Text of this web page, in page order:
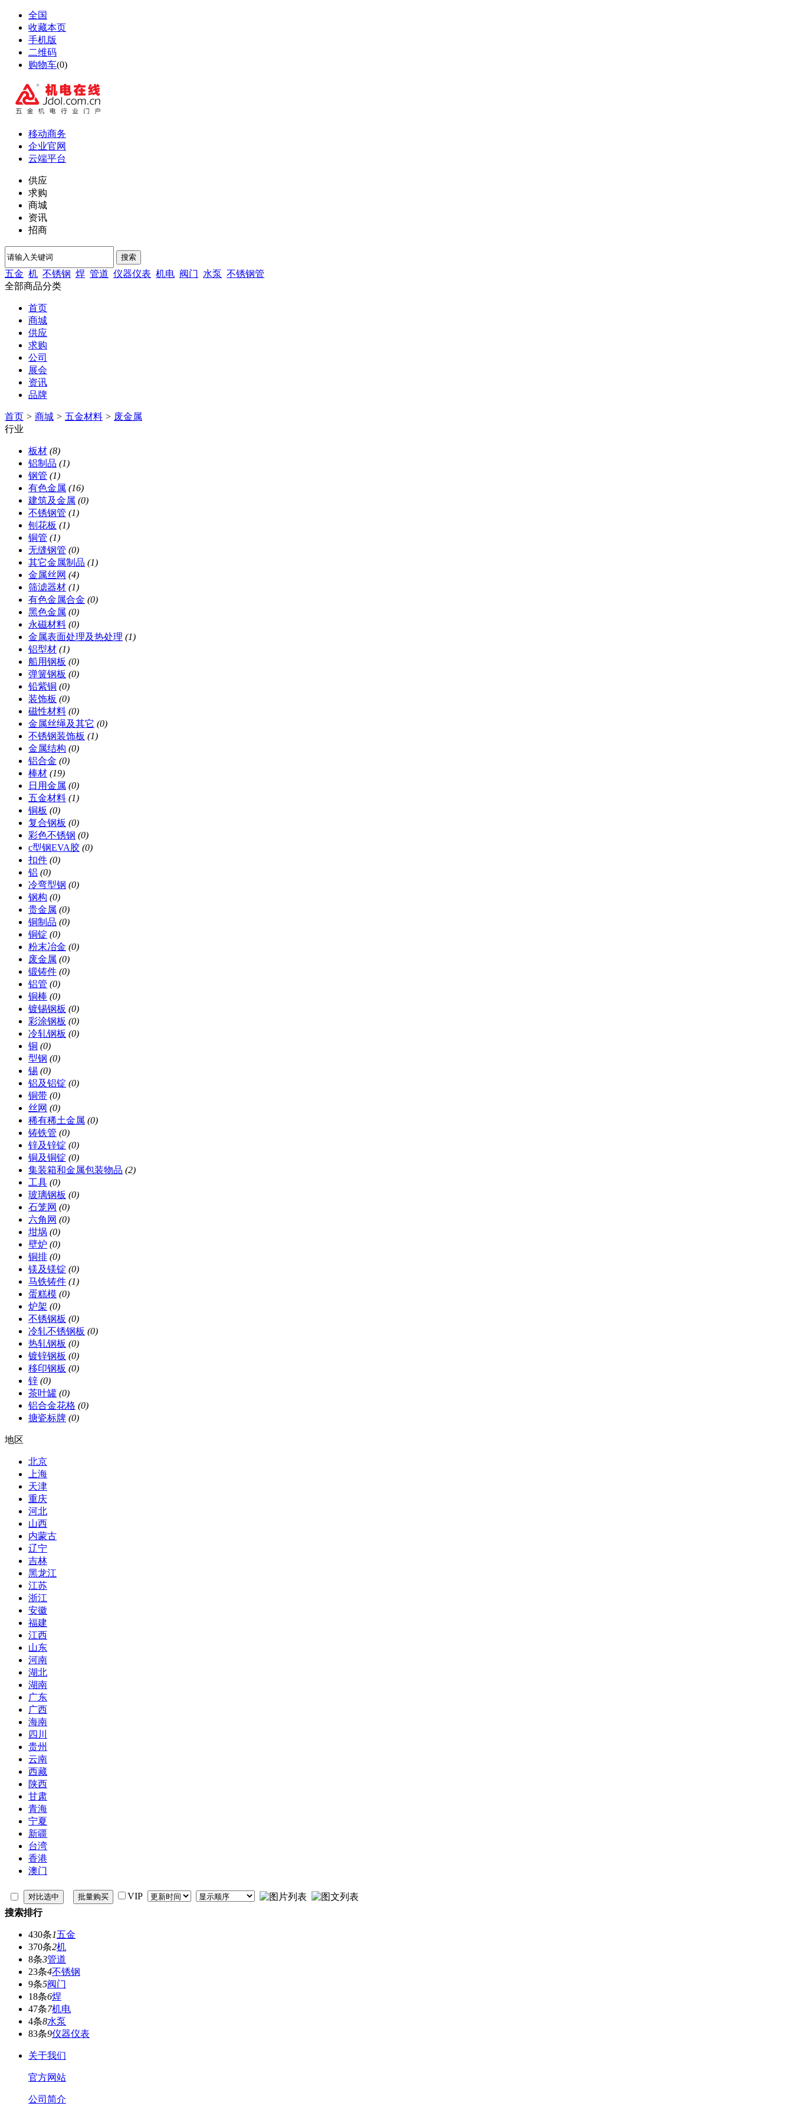
全国
收藏本页
手机版
二维码
购物车(0)
移动商务
企业官网
云端平台
供应
求购
商城
资讯
招商
搜索
五金 机 不锈钢 焊 管道 仪器仪表 机电 阀门 水泵 不锈钢管
全部商品分类
首页
商城
供应
求购
公司
展会
资讯
品牌
首页 > 商城 > 五金材料 > 废金属
行业
板材 (8)
铝制品 (1)
钢管 (1)
有色金属 (16)
建筑及金属 (0)
不锈钢管 (1)
刨花板 (1)
铜管 (1)
无缝钢管 (0)
其它金属制品 (1)
金属丝网 (4)
筛滤器材 (1)
有色金属合金 (0)
黑色金属 (0)
永磁材料 (0)
金属表面处理及热处理 (1)
铝型材 (1)
船用钢板 (0)
弹簧钢板 (0)
铅紫铜 (0)
装饰板 (0)
磁性材料 (0)
金属丝绳及其它 (0)
不锈钢装饰板 (1)
金属结构 (0)
铝合金 (0)
棒材 (19)
日用金属 (0)
五金材料 (1)
铜板 (0)
复合钢板 (0)
彩色不锈钢 (0)
c型钢EVA胶 (0)
扣件 (0)
铝 (0)
冷弯型钢 (0)
钢构 (0)
贵金属 (0)
铜制品 (0)
铜锭 (0)
粉末冶金 (0)
废金属 (0)
锻铸件 (0)
铝管 (0)
铜棒 (0)
镀锡钢板 (0)
彩涂钢板 (0)
冷轧钢板 (0)
铜 (0)
型钢 (0)
锡 (0)
铝及铝锭 (0)
铜带 (0)
丝网 (0)
稀有稀土金属 (0)
铸铁管 (0)
锌及锌锭 (0)
铜及铜锭 (0)
集装箱和金属包装物品 (2)
工具 (0)
玻璃钢板 (0)
石笼网 (0)
六角网 (0)
坩埚 (0)
壁炉 (0)
铜排 (0)
镁及镁锭 (0)
马铁铸件 (1)
蛋糕模 (0)
炉架 (0)
不锈钢板 (0)
冷轧不锈钢板 (0)
热轧钢板 (0)
镀锌钢板 (0)
移印钢板 (0)
锌 (0)
茶叶罐 (0)
铝合金花格 (0)
搪瓷标牌 (0)
地区
北京
上海
天津
重庆
河北
山西
内蒙古
辽宁
吉林
黑龙江
江苏
浙江
安徽
福建
江西
山东
河南
湖北
湖南
广东
广西
海南
四川
贵州
云南
西藏
陕西
甘肃
青海
宁夏
新疆
台湾
香港
澳门
VIP
搜索排行
430条1五金
370条2机
8条3管道
23条4不锈钢
9条5阀门
18条6焊
47条7机电
4条8水泵
83条9仪器仪表
关于我们
官方网站
公司简介